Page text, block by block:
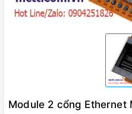
Module 2 cổng Ethernet